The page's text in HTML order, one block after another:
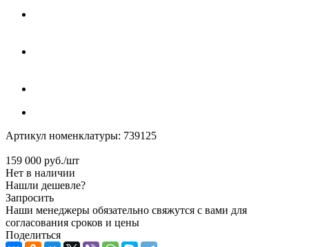
Артикул номенклатуры: 739125
159 000 руб./шт
Нет в наличии
Нашли дешевле?
Запросить
Наши менеджеры обязательно свяжутся с вами для
согласования сроков и цены
Поделиться